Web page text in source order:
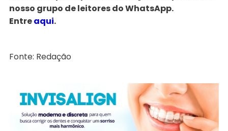
nosso grupo de leitores do WhatsApp.
Entreaqui.
Fonte: Redação